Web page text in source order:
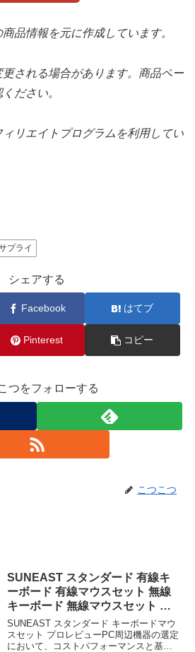
品情報を元に作成しています。
される場合があります。商品ペー
ださい。
リエイトプログラムを利用してい
プライ
シェアする
Facebook はてブ
Pinterest コピー
つをフォローする
こつこつ
SUNEAST スタンダード 有線キ
ーボード 有線マウスセット 無線
キーボード 無線マウスセット キ
ー配列10
SUNEAST スタンダード キーボードマウ
スセット プロレビューPC周辺機器の選定
において、コストパフォーマンスと基本